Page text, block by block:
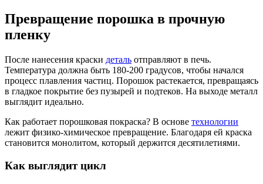
Превращение порошка в прочную
пленку
После нанесения краски деталь отправляют в печь.
Температура должна быть 180-200 градусов, чтобы начался
процесс плавления частиц. Порошок растекается, превращаясь
в гладкое покрытие без пузырей и подтеков. На выходе металл
выглядит идеально.
Как работает порошковая покраска? В основе технологии
лежит физико-химическое превращение. Благодаря ей краска
становится монолитом, который держится десятилетиями.
Как выглядит цикл